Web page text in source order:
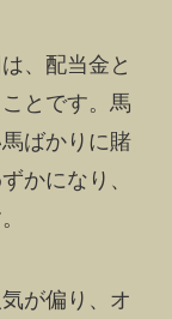
、配当金と
とです。馬
ばかりに賭
かになり、
が偏り、オ